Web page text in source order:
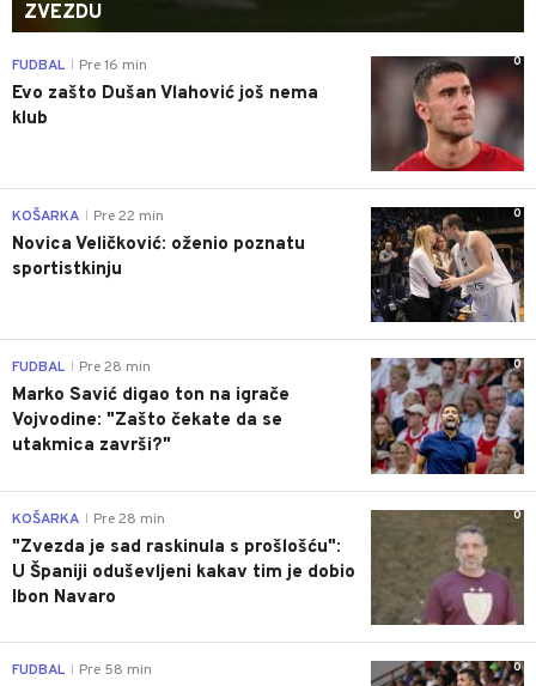
ZVEZDU
0
FUDBAL Pre 16 min
Evo zašto Dušan Vlahović još nema
klub
0
KOŠARKA Pre 22 min
Novica Veličković: oženio poznatu
sportistkinju
0
FUDBAL Pre 28 min
Marko Savić digao ton na igrače
Vojvodine: "Zašto čekate da se
utakmica završi?"
0
KOŠARKA Pre 28 min
"Zvezda je sad raskinula s prošlošću":
U Španiji oduševljeni kakav tim je dobio
Ibon Navaro
0
FUDBAL Pre 58 min